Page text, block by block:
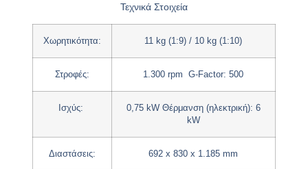
Τεχνικά Στοιχεία
Χωρητικότητα: 11 kg (1:9) / 10 kg (1:10)
Στροφές: 1.300 rpm G-Factor: 500
Ισχύς:
0,75 kW Θέρμανση (ηλεκτρική): 6
kW
Διαστάσεις: 692 x 830 x 1.185 mm